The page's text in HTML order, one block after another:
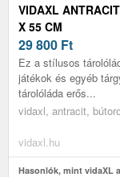
VIDAXL
X 55 CM
29 800 Ft
Ez a stílusos
játékok és egyéb
tárolóláda erős...
vidaxl, antracit,
vidaxl.hu
Hasonlók, mint vidaXL